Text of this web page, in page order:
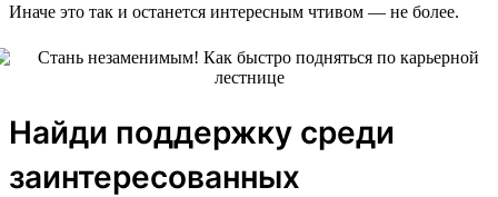
Иначе это так и останется интересным чтивом — не более.
Найди поддержку среди
заинтересованных